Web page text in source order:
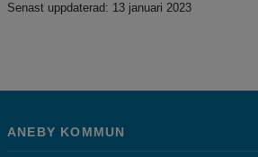
Senast uppdaterad: 13 januari 2023
ANEBY KOMMUN